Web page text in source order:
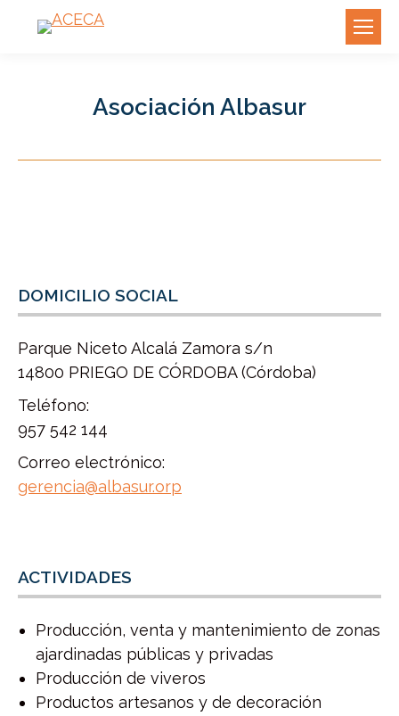
Asociación Albasur
DOMICILIO SOCIAL
Parque Niceto Alcalá Zamora s/n
14800 PRIEGO DE CÓRDOBA (Córdoba)
Teléfono:
957 542 144
Correo electrónico:
gerencia@albasur.orp
ACTIVIDADES
Producción, venta y mantenimiento de zonas
ajardinadas públicas y privadas
Producción de viveros
Productos artesanos y de decoración